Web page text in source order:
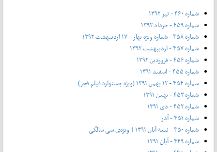
شماره ۴۶۰ - تیر ۱۳۹۲
شماره ۴۵۹ - خرداد ۱۳۹۲
شماره ۴۵۸ - شماره ویژه بهار - ۱۷ اردیبهشت ۱۳۹۲
شماره ۴۵۷ - اردیبهشت ۱۳۹۲
شماره ۴۵۶ - فروردین ۱۳۹۲
شماره ۴۵۵ - اسفند ۱۳۹۱
شماره ۴۵۴ - ۱۲ بهمن ۱۳۹۱ (ویژه جشنواره فیلم فجر)
شماره ۴۵۳ - بهمن ۱۳۹۱
شماره ۴۵۲ - دی ۱۳۹۱
شماره ۴۵۱ - آذر
شماره ۴۵۰ - نیمه آبان ۱۳۹۱ | ویژه‌ی سی سالگی
شماره ۴۴۹ - آبان ۱۳۹۱